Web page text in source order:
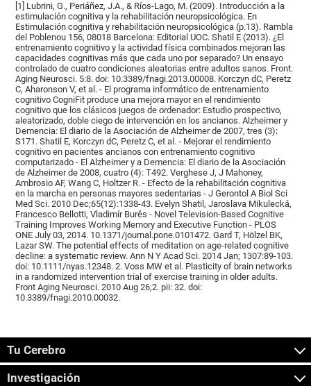
[1] Lubrini, G., Periáñez, J.A., & Ríos-Lago, M. (2009). Introducción a la
estimulación cognitiva y la rehabilitación neuropsicológica. En
Estimulación cognitiva y rehabilitación neuropsicológica (p.13). Rambla
del Poblenou 156, 08018 Barcelona: Editorial UOC. Shatil E (2013). ¿El
entrenamiento cognitivo y la actividad física combinados mejoran las
capacidades cognitivas más que cada uno por separado? Un ensayo
controlado de cuatro condiciones aleatorias entre adultos sanos. Front.
Aging Neurosci. 5:8. doi: 10.3389/fnagi.2013.00008. Korczyn dC, Peretz
C, Aharonson V, et al. - El programa informático de entrenamiento
cognitivo CogniFit produce una mejora mayor en el rendimiento
cognitivo que los clásicos juegos de ordenador: Estudio prospectivo,
aleatorizado, doble ciego de intervención en los ancianos. Alzheimer y
Demencia: El diario de la Asociación de Alzheimer de 2007, tres (3):
S171. Shatil E, Korczyn dC, Peretz C, et al. - Mejorar el rendimiento
cognitivo en pacientes ancianos con entrenamiento cognitivo
computarizado - El Alzheimer y a Demencia: El diario de la Asociación
de Alzheimer de 2008, cuatro (4): T492. Verghese J, J Mahoney,
Ambrosio AF, Wang C, Holtzer R. - Efecto de la rehabilitación cognitiva
en la marcha en personas mayores sedentarias - J Gerontol A Biol Sci
Med Sci. 2010 Dec;65(12):1338-43. Evelyn Shatil, Jaroslava Mikulecká,
Francesco Bellotti, Vladimír Burěs - Novel Television-Based Cognitive
Training Improves Working Memory and Executive Function - PLOS
ONE July 03, 2014. 10.1371/journal.pone.0101472. Gard T, Hölzel BK,
Lazar SW. The potential effects of meditation on age-related cognitive
decline: a systematic review. Ann N Y Acad Sci. 2014 Jan; 1307:89-103.
doi: 10.1111/nyas.12348. 2. Voss MW et al. Plasticity of brain networks
in a randomized intervention trial of exercise training in older adults.
Front Aging Neurosci. 2010 Aug 26;2. pii: 32. doi:
10.3389/fnagi.2010.00032.
Tu Cerebro
Investigación